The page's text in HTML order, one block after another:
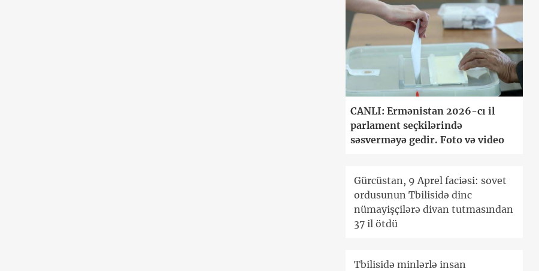
CANLI: Ermənistan 2026-cı il
parlament seçkilərində
səsverməyə gedir. Foto və video
Gürcüstan, 9 Aprel faciəsi: sovet
ordusunun Tbilisidə dinc
nümayişçilərə divan tutmasından
37 il ötdü
Tbilisidə minlərlə insan